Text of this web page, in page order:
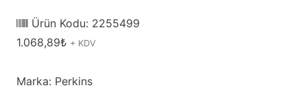
Ürün Kodu: 2255499
1.068,89₺ + KDV
Marka: Perkins